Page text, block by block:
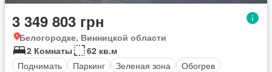
3 349 803 грн
Белогородке, Винницкой области
2 Комнаты
62 кв.м
Поднимать
Паркинг Зеленая зона Обогрев